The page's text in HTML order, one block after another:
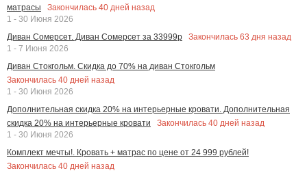
матрасы
Закончилась 40 дней назад
1 - 30 Июня 2026
Диван Сомерсет. Диван Сомерсет за 33999р
Закончилась 63 дня назад
1 - 7 Июня 2026
Диван Стокгольм. Скидка до 70% на диван Стокгольм
Закончилась 40 дней назад
1 - 30 Июня 2026
Дополнительная скидка 20% на интерьерные кровати. Дополнительная
скидка 20% на интерьерные кровати
Закончилась 40 дней назад
1 - 30 Июня 2026
Комплект мечты!. Кровать + матрас по цене от 24 999 рублей!
Закончилась 40 дней назад